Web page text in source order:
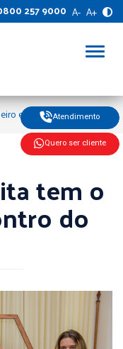
257 9000 A- A+
Atendimento
Quero ser cliente
encontro do ano
tem o
do